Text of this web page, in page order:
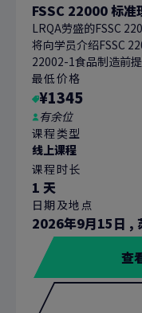
FSSC 22000 标准
LRQA劳盛的FSSC
将向学员介绍FSSC
22002-1食品制造前
最低价格
¥1345
有余位
课程类型
线上课程
课程时长
1 天
日期及地点
2026年9月15日 ,
查